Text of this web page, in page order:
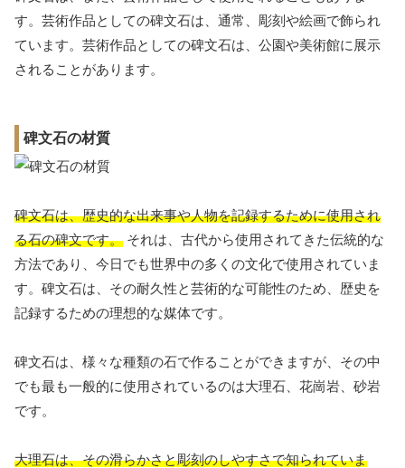
す。芸術作品としての碑文石は、通常、彫刻や絵画で飾られ
ています。芸術作品としての碑文石は、公園や美術館に展示
されることがあります。
碑文石の材質
碑文石は、歴史的な出来事や人物を記録するために使用され
る石の碑文です。 それは、古代から使用されてきた伝統的な
方法であり、今日でも世界中の多くの文化で使用されていま
す。碑文石は、その耐久性と芸術的な可能性のため、歴史を
記録するための理想的な媒体です。
碑文石は、様々な種類の石で作ることができますが、その中
でも最も一般的に使用されているのは大理石、花崗岩、砂岩
です。
大理石は、その滑らかさと彫刻のしやすさで知られていま